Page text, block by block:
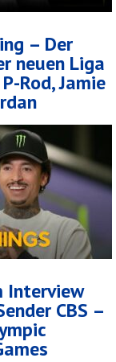
– Der
neuen Liga
Rod, Jamie
Interview
CBS –